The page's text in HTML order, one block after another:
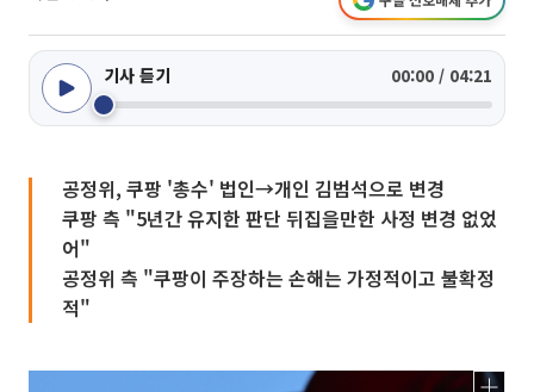
기사 듣기 00:00 / 04:21
공정위, 쿠팡 '총수' 법인→개인 김범석으로 변경
쿠팡 측 "5년간 유지한 판단 뒤집을만한 사정 변경 없었
어"
공정위 측 "쿠팡이 주장하는 손해는 가정적이고 불확정
적"